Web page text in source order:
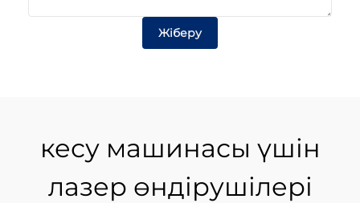
Жіберу
кесу машинасы үшін
лазер өндірушілері